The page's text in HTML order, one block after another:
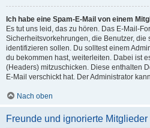
Ich habe eine Spam-E-Mail von einem
Es tut uns leid, das zu hören. Das E-Mail-
Sicherheitsvorkehrungen, die Benutzer,
identifizieren sollen. Du solltest einem
du bekommen hast, weiterleiten. Dabei ist
(Headers) mitzuschicken. Diese enthalten
E-Mail verschickt hat. Der Administrator
Nach oben
Freunde und ignorierte Mitglieder